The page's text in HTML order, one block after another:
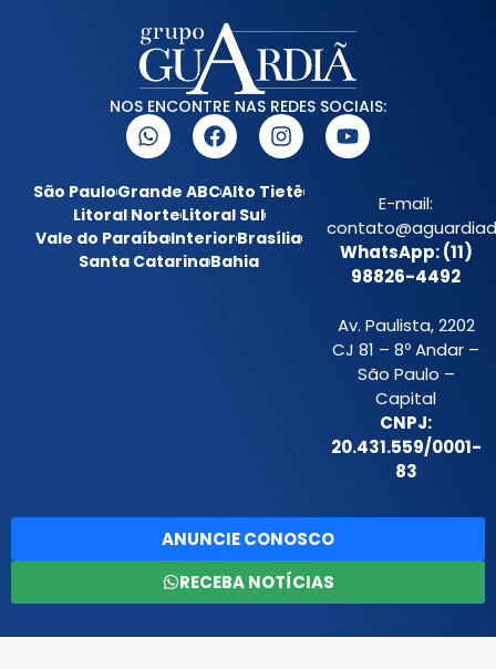
NOS ENCONTRE NAS REDES SOCIAIS:
São PauloGrande ABCAlto Tietê
Litoral NorteLitoral Sul
Vale do ParaíbaInteriorBrasília
Santa CatarinaBahia
E-mail:
WhatsApp: (11)
98826-4492
Av. Paulista, 2202
CJ 81 – 8º Andar –
São Paulo –
Capital
CNPJ:
20.431.559/0001-
83
ANUNCIE CONOSCO
RECEBA NOTÍCIAS